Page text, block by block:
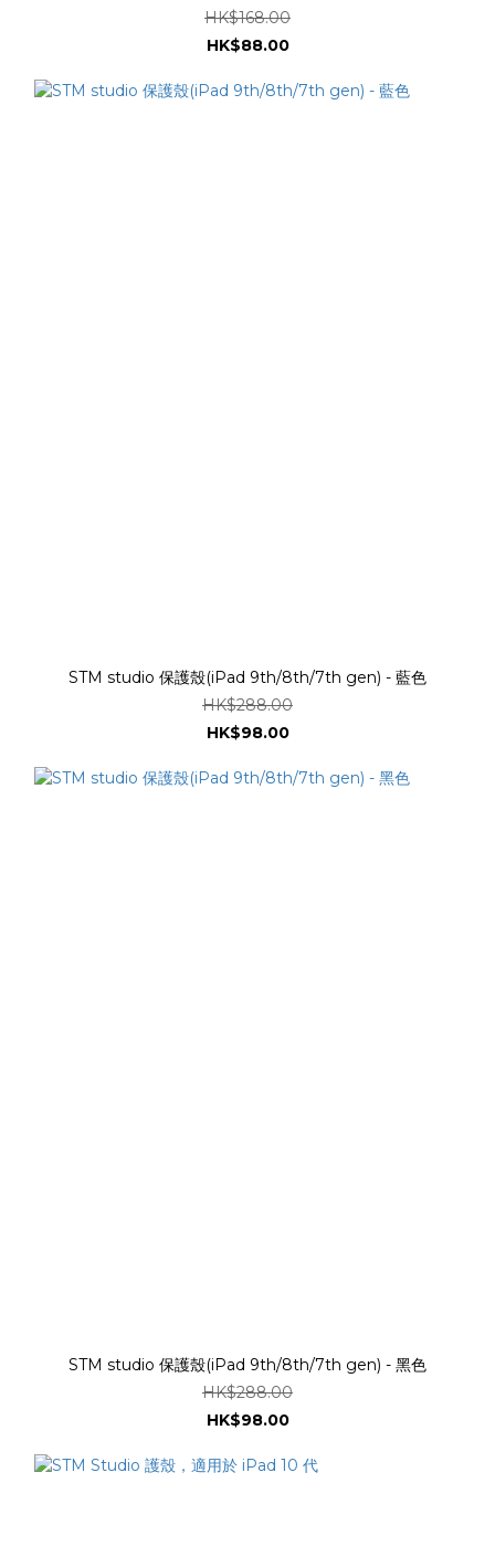
HK$168.00
HK$88.00
STM studio 保護殼(iPad 9th/8th/7th gen) - 藍色
HK$288.00
HK$98.00
STM studio 保護殼(iPad 9th/8th/7th gen) - 黑色
HK$288.00
HK$98.00